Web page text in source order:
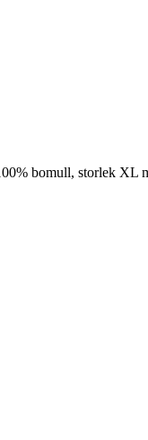
bomull, storlek XL